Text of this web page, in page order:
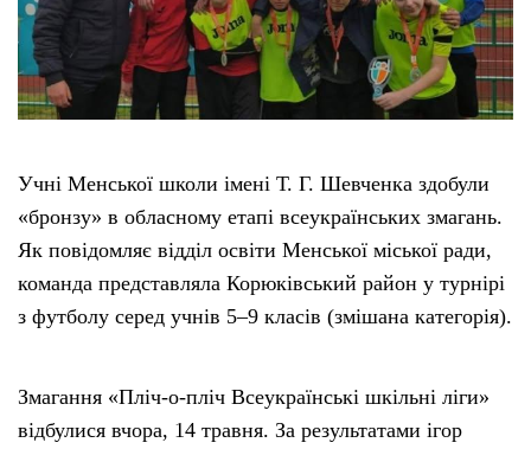
Учні Менської школи імені Т. Г. Шевченка здобули
«бронзу» в обласному етапі всеукраїнських змагань.
Як повідомляє відділ освіти Менської міської ради,
команда представляла Корюківський район у турнірі
з футболу серед учнів 5–9 класів (змішана категорія).
Змагання «Пліч-о-пліч Всеукраїнські шкільні ліги»
відбулися вчора, 14 травня. За результатами ігор